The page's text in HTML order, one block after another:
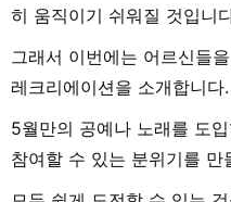
히 움직이기 쉬워질 것입니
그래서 이번에는 어르신들
레크리에이션을 소개합니다.
5월만의 공예나 노래를 도
참여할 수 있는 분위기를 만